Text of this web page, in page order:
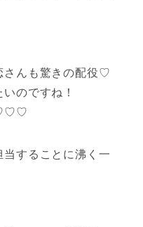
さんも驚きの配役♡
のですね！
♡♡♡
することに沸く一